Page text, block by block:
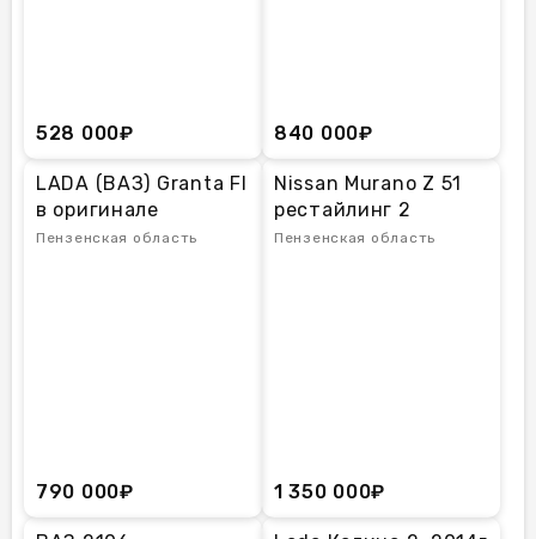
528 000₽ 840 000₽
LADA (ВАЗ) Granta Fl
в оригинале
Пензенская область
790 000₽
Nissan Murano Z 51
рестайлинг 2
Пензенская область
1 350 000₽